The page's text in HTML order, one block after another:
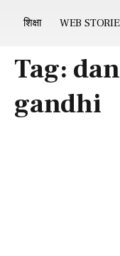
शिक्षा WEB
Tag:
gandhi